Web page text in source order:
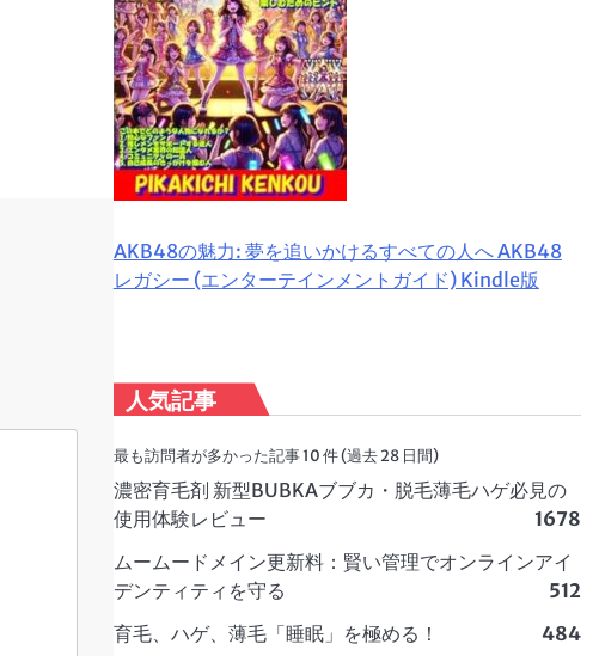
AKB48の魅力: 夢を追いかけるすべての人へ AKB48
レガシー (エンターテインメントガイド) Kindle版
人気記事
最も訪問者が多かった記事 10 件 (過去 28 日間)
濃密育毛剤 新型BUBKAブブカ・脱毛薄毛ハゲ必見の
使用体験レビュー
1678
ムームードメイン更新料：賢い管理でオンラインアイ
デンティティを守る
512
育毛、ハゲ、薄毛「睡眠」を極める！
484